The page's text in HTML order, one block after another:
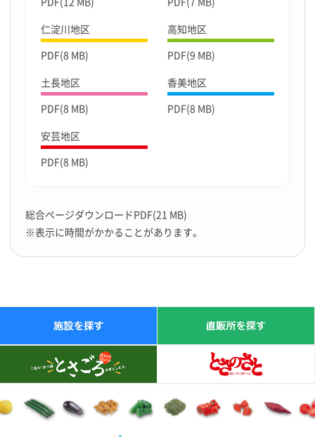
PDF(12 MB) PDF(7 MB)
仁淀川地区
PDF(8 MB)
高知地区
PDF(9 MB)
土長地区
PDF(8 MB)
香美地区
PDF(8 MB)
安芸地区
PDF(8 MB)
総合ページダウンロードPDF(21 MB)
※表示に時間がかかることがあります。